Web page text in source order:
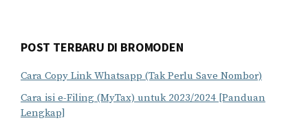
POST TERBARU DI BROMODEN
Cara Copy Link Whatsapp (Tak Perlu Save Nombor)
Cara isi e-Filing (MyTax) untuk 2023/2024 [Panduan
Lengkap]